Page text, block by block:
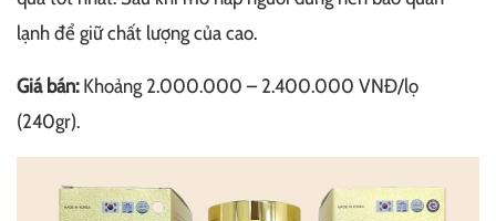
lạnh để giữ chất lượng của cao.
Giá bán:Khoảng 2.000.000 – 2.400.000 VNĐ/lọ
(240gr).